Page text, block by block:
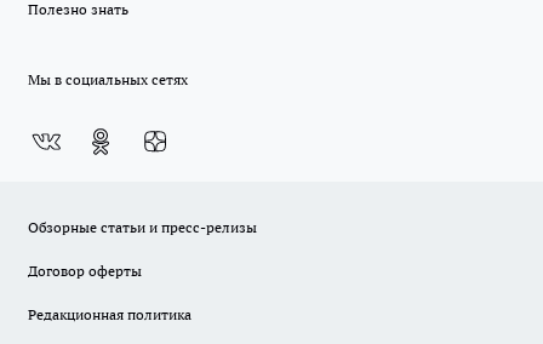
Полезно знать
Мы в социальных сетях
Обзорные статьи и пресс-релизы
Договор оферты
Редакционная политика